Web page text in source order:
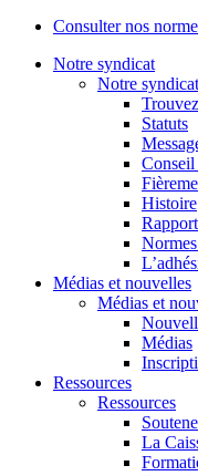
Consulter nos
Notre syndicat
Notre syndicat
Statuts
Conseil
Histoire
Médias et nouvelles
Médias et
Médias
Ressources
Ressources
La